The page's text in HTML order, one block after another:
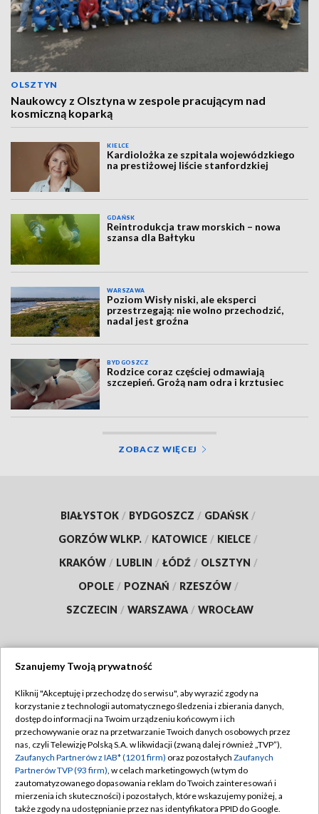
OLSZTYN
Naukowcy z Olsztyna w zespole pracującym nad
kosmiczną koparką
KIELCE
Kardiolożka ze szpitala wojewódzkiego
na prestiżowej liście stanfordzkiej
GDAŃSK
Reintrodukcja traw morskich – nowa
szansa dla Bałtyku
WARSZAWA
Poziom Wisły niski, ale eksperci
przestrzegają: nie wolno przechodzić,
nadal jest groźna
BYDGOSZCZ
Rodzice coraz częściej odmawiają
szczepień. Grożą nam odra i krztusiec
ZOBACZ WIĘCEJ
BIAŁYSTOK / BYDGOSZCZ / GDAŃSK /
GORZÓW WLKP. / KATOWICE / KIELCE /
KRAKÓW / LUBLIN / ŁÓDŹ / OLSZTYN /
OPOLE / POZNAŃ / RZESZÓW /
SZCZECIN / WARSZAWA / WROCŁAW
TVP
Abonament TVP
Emisja w TVP
Centrum informacji TVP
Naziemna Telewizja Cyfrowa
Regulamin TVP
Polityka prywatności
Moje zgody
Pomoc
Szanujemy Twoją prywatność
Kliknij "Akceptuję i przechodzę do serwisu", aby wyrazić zgody na
korzystanie z technologii automatycznego śledzenia i zbierania danych,
dostęp do informacji na Twoim urządzeniu końcowym i ich
przechowywanie oraz na przetwarzanie Twoich danych osobowych przez
nas, czyli Telewizję Polską S.A. w likwidacji (zwaną dalej również „TVP”),
Zaufanych Partnerów z IAB* (1201 firm) oraz pozostałych Zaufanych
Partnerów TVP (93 firm), w celach marketingowych (w tym do
zautomatyzowanego dopasowania reklam do Twoich zainteresowań i
mierzenia ich skuteczności) i pozostałych, które wskazujemy poniżej, a
także zgody na udostępnianie przez nas identyfikatora PPID do Google.